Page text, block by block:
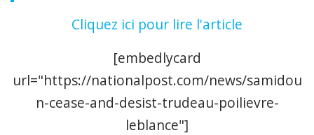
Cliquez ici pour lire l'article
[embedlycard
url="https://nationalpost.com/news/samidou
n-cease-and-desist-trudeau-poilievre-
leblance"]